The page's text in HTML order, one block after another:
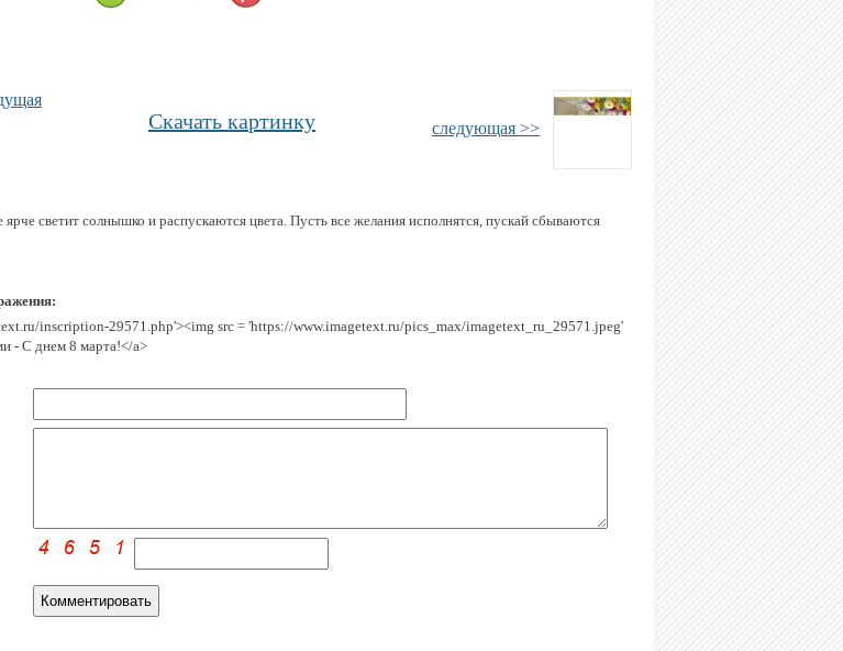
следующая >>
Скачать картинку
светит солнышко и распускаются цвета. Пусть все желания исполнятся, пускай сбываются
inscription-29571.php'><img src = 'https://www.imagetext.ru/pics_max/imagetext_ru_29571.jpeg'
- С днем 8 марта!</a>